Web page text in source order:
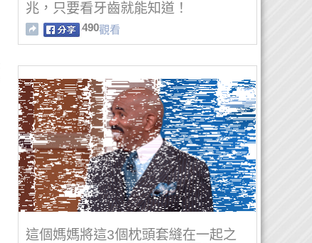
兆，只要看牙齒就能知道！
490觀看
這個媽媽將這3個枕頭套縫在一起之